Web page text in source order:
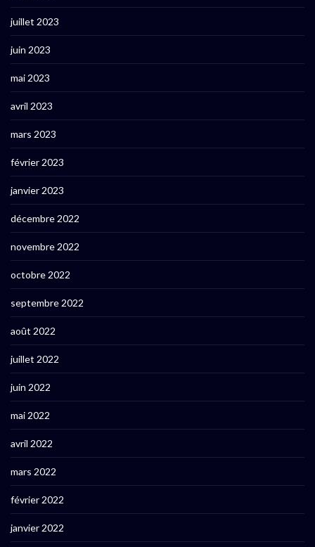
juillet 2023
juin 2023
mai 2023
avril 2023
mars 2023
février 2023
janvier 2023
décembre 2022
novembre 2022
octobre 2022
septembre 2022
août 2022
juillet 2022
juin 2022
mai 2022
avril 2022
mars 2022
février 2022
janvier 2022